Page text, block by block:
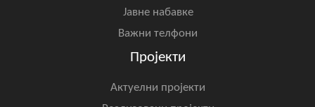
Јавне набавке
Важни телфони
Пројекти
Актуелни пројекти